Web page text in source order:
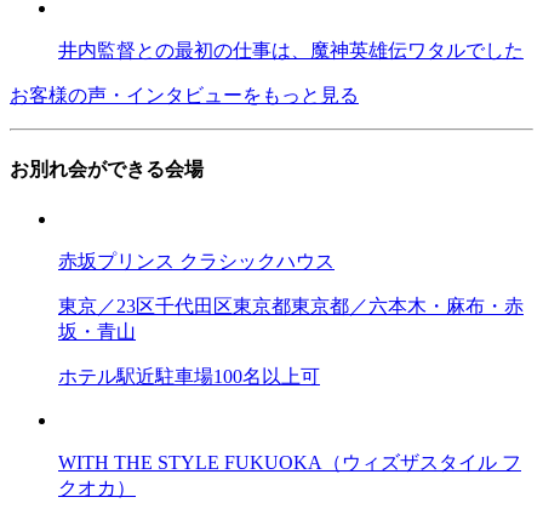
井内監督との最初の仕事は、魔神英雄伝ワタルでした
お客様の声・インタビューをもっと見る
お別れ会ができる会場
赤坂プリンス クラシックハウス
東京／23区千代田区東京都東京都／六本木・麻布・赤
坂・青山
ホテル駅近駐車場100名以上可
WITH THE STYLE FUKUOKA（ウィズザスタイル フ
クオカ）